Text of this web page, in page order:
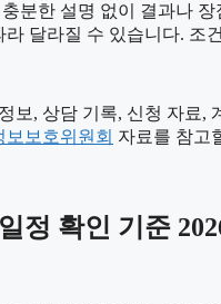
분한 설명 없이 결과나
달라질 수 있습니다.
보, 상담 기록, 신청 자료,
보보호위원회 자료를 참고
정 확인 기준